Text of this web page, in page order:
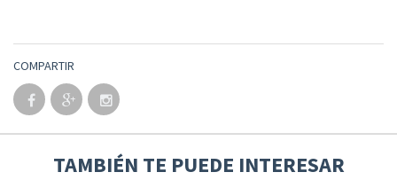
COMPARTIR
TAMBIÉN TE PUEDE INTERESAR